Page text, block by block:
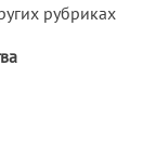
рубриках